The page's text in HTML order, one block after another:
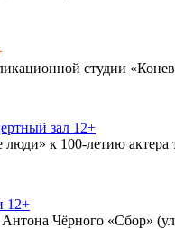
студии
зал 12+
к 100-летию
12+
Антона Чёрного «Сбор»